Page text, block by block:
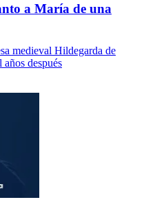
a María de una
medieval Hildegarda de
después